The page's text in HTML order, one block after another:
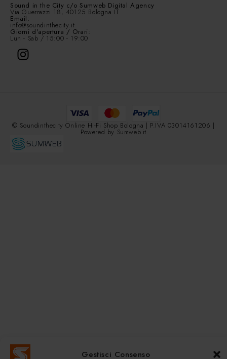
Gestisci Consenso
Sound in the City c/o Sumweb Digital Agency
Via Guerrazzi 18, 40125 Bologna IT
Email:
info@soundinthecity.it
Giorni d'apertura / Orari:
Lun - Sab / 15:00 - 19:00
© Soundinthecity Online Hi-Fi Shop Bologna | P.IVA 03014161206 |
Powered by Sumweb.it